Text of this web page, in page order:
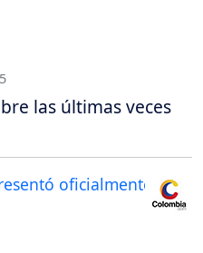
las últimas veces